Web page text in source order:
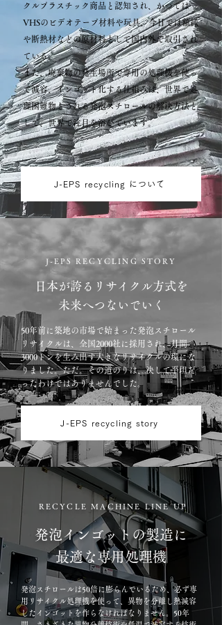
クルプラスチック商品と認知され、かつては
VHSのビデオテープ材料や玩具、今日では額縁
や断熱材などの原材料として国内外で取引され
ている。
また、廃棄物の発生場所で専用の処理機を使っ
て減容、インゴット化する仕組みは、世界で処
理困難物とされる発泡スチロールの解決方法と
して、世界で注目を浴びています。
J-EPS recycling について
J-EPS RECYCLING STORY
日本が誇るリサイクル方式を
未来へつないでいく
50年前に築地の市場で始まった発泡スチロール
リサイクルは、全国2000社に採用され、月間
3000トンを生み出す大きなリサイクルの環にな
りました。ただ。その道のりは、決して平坦だ
ったわけではありませんでした。
J-EPS recycling story
RECYCLE MACHINE LINE UP
発泡インゴットの製造に
最適な専用処理機
発泡スチロールは50倍に膨らんでいるため、必ず専
用リサイクル処理機を使って、異物を分離し熱減容
したインゴットを作らなければなりません。50年